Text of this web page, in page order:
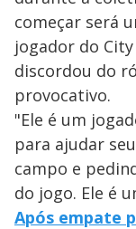
começar será
jogador do
discordou do
provocativo.
"Ele é um
para ajudar
campo e
do jogo. Ele é
Após empate